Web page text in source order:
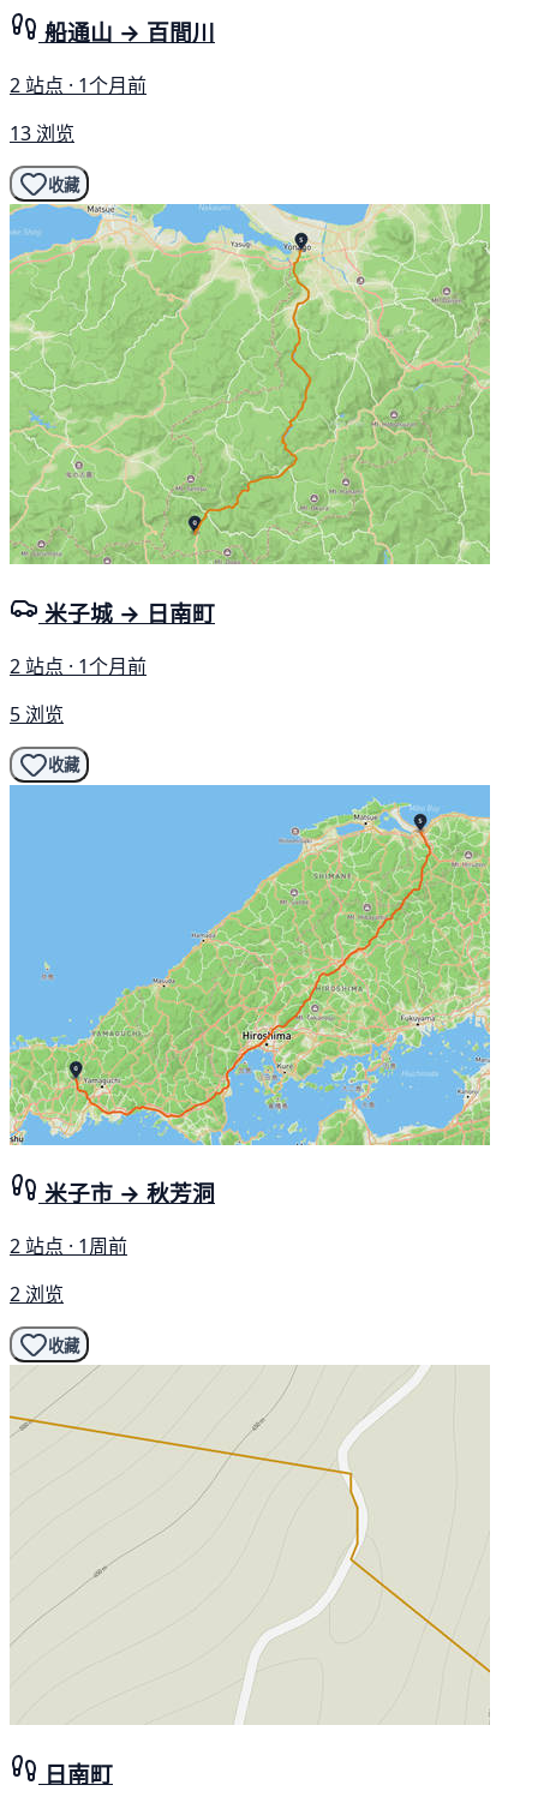
船通山 → 百間川
2 站点 · 1个月前
13 浏览
收藏
米子城 → 日南町
2 站点 · 1个月前
5 浏览
收藏
米子市 → 秋芳洞
2 站点 · 1周前
2 浏览
收藏
日南町